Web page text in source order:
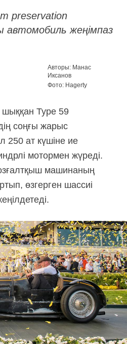
preservation
автомобиль жеңімпаз
Авторы: Манас
Иксанов
Фото: Hagerty
Type 59
соңғы жарыс
250 ат күшіне ие
мотормен жүреді.
машинаның
өзгерген шассиі